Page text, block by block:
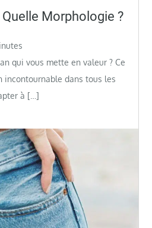
Morphologie ?
qui vous mette en valeur ? Ce
incontournable dans tous les
à […]